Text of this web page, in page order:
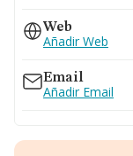
Web
Añadir Web
Email
Añadir Email